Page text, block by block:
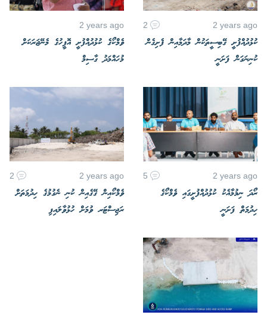
2 years ago
2
ކުޅުދުއްފުށީ ގޭބިސީތަކުން މާދަމާއިން ފެށިގެން
ކުނިނަގަން ފަށަނީ
2 years ago
ވެމްކޯގެ ކުޅުދުއްފުށީ އޮފީހުގެ މެނޭޖަރަކަށް
މުހައްމަދު ގާސިމް
2 years ago
5
ރޯދަ ނިމުމާއެކު ކުޅުދުއްފުށީގައި ވެމްކޯގެ
ހިދުމަތް ފަށަނީ
2 years ago
2
ވެމްކޯއިން ގޭގެއިން ކުނި ނެގުމުގެ ހިދުމަތަށް
ރަޖިސްޓަރ ވުމަށް ހުޅުވާލައިފި